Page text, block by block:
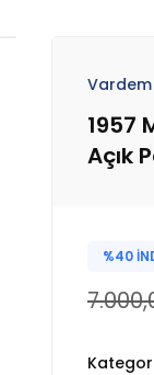
Vardem
1957
Açık
%40